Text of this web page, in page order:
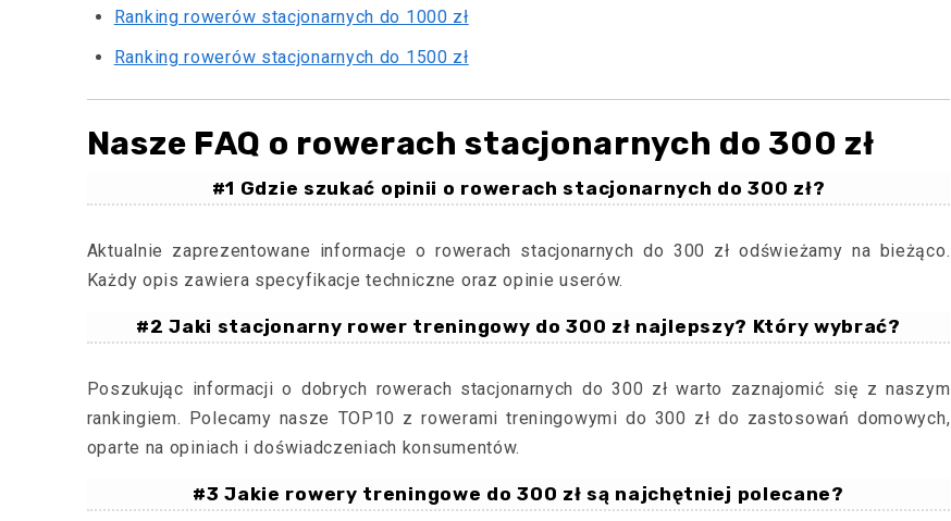
Ranking rowerów stacjonarnych do 1000 zł
Ranking rowerów stacjonarnych do 1500 zł
Nasze FAQ o rowerach stacjonarnych do 300 zł
#1 Gdzie szukać opinii o rowerach stacjonarnych do 300 zł?
Aktualnie zaprezentowane informacje o rowerach stacjonarnych do 300 zł odświeżamy na bieżąco.
Każdy opis zawiera specyfikacje techniczne oraz opinie userów.
#2 Jaki stacjonarny rower treningowy do 300 zł najlepszy? Który wybrać?
Poszukując informacji o dobrych rowerach stacjonarnych do 300 zł warto zaznajomić się z naszym
rankingiem. Polecamy nasze TOP10 z rowerami treningowymi do 300 zł do zastosowań domowych,
oparte na opiniach i doświadczeniach konsumentów.
#3 Jakie rowery treningowe do 300 zł są najchętniej polecane?